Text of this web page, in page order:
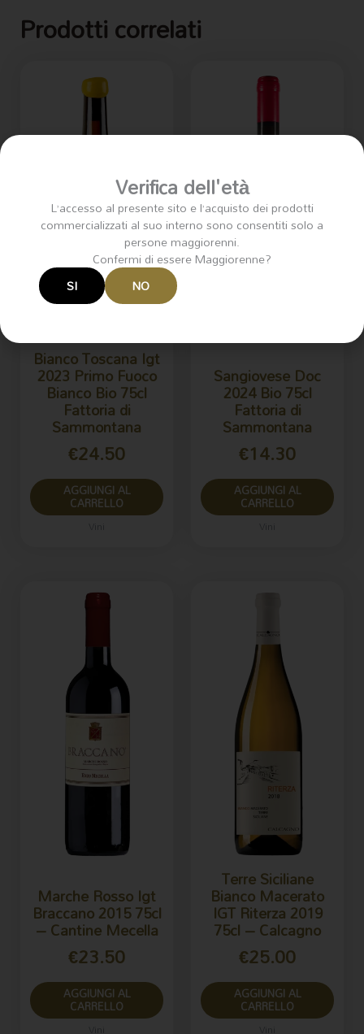
Prodotti correlati
Bianco Toscana Igt
2023 Primo Fuoco
Bianco Bio 75cl
Fattoria di
Sammontana
€24.50
AGGIUNGI AL
CARRELLO
Sangiovese Doc
2024 Bio 75cl
Fattoria di
Sammontana
€14.30
AGGIUNGI AL
CARRELLO
Marche Rosso Igt
Braccano 2015 75cl
– Cantine Mecella
€23.50
AGGIUNGI AL
CARRELLO
Terre Siciliane
Bianco Macerato
IGT Riterza 2019
75cl – Calcagno
€25.00
AGGIUNGI AL
CARRELLO
Verifica dell'età
L’accesso al presente sito e l’acquisto dei prodotti
commercializzati al suo interno sono consentiti solo a
persone maggiorenni.
Confermi di essere Maggiorenne?
SI NO